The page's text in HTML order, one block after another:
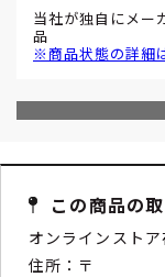
当社が独自にメー
品
※商品状態の詳細
この商品の
オンラインストア
住所：〒